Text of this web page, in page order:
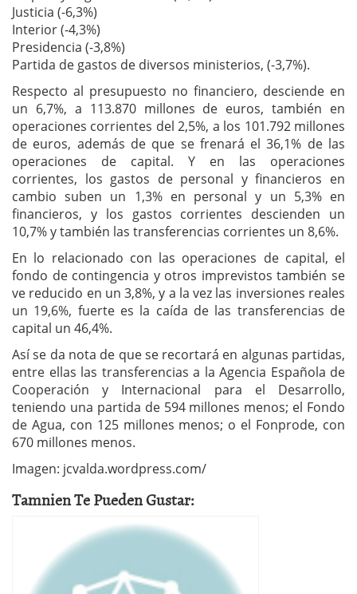
Justicia (-6,3%)
Interior (-4,3%)
Presidencia (-3,8%)
Partida de gastos de diversos ministerios, (-3,7%).
Respecto al presupuesto no financiero, desciende en
un 6,7%, a 113.870 millones de euros, también en
operaciones corrientes del 2,5%, a los 101.792 millones
de euros, además de que se frenará el 36,1% de las
operaciones de capital. Y en las operaciones
corrientes, los gastos de personal y financieros en
cambio suben un 1,3% en personal y un 5,3% en
financieros, y los gastos corrientes descienden un
10,7% y también las transferencias corrientes un 8,6%.
En lo relacionado con las operaciones de capital, el
fondo de contingencia y otros imprevistos también se
ve reducido en un 3,8%, y a la vez las inversiones reales
un 19,6%, fuerte es la caída de las transferencias de
capital un 46,4%.
Así se da nota de que se recortará en algunas partidas,
entre ellas las transferencias a la Agencia Española de
Cooperación y Internacional para el Desarrollo,
teniendo una partida de 594 millones menos; el Fondo
de Agua, con 125 millones menos; o el Fonprode, con
670 millones menos.
Imagen: jcvalda.wordpress.com/
Tamnien Te Pueden Gustar: